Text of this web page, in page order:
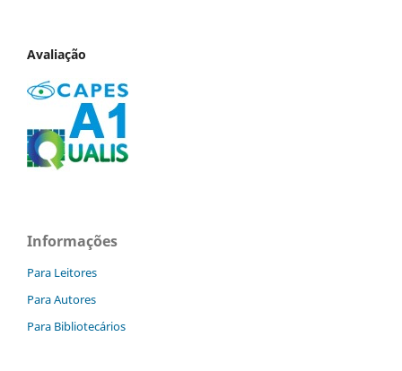
Avaliação
Informações
Para Leitores
Para Autores
Para Bibliotecários